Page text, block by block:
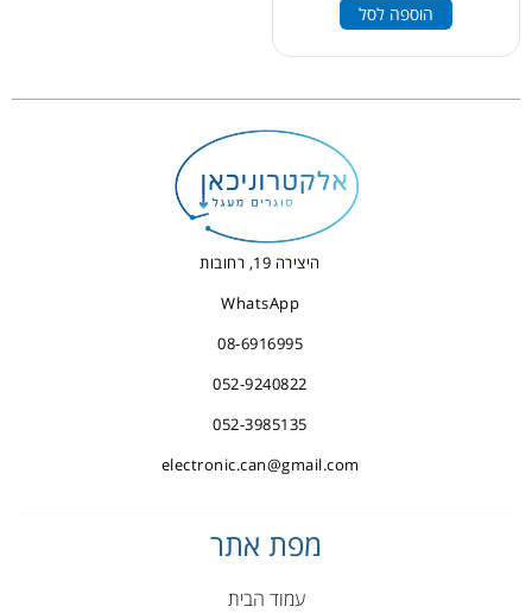
הוספה לסל
היצירה 19, רחובות
WhatsApp
08-6916995
052-9240822
052-3985135
electronic.can@gmail.com
מפת אתר
עמוד הבית